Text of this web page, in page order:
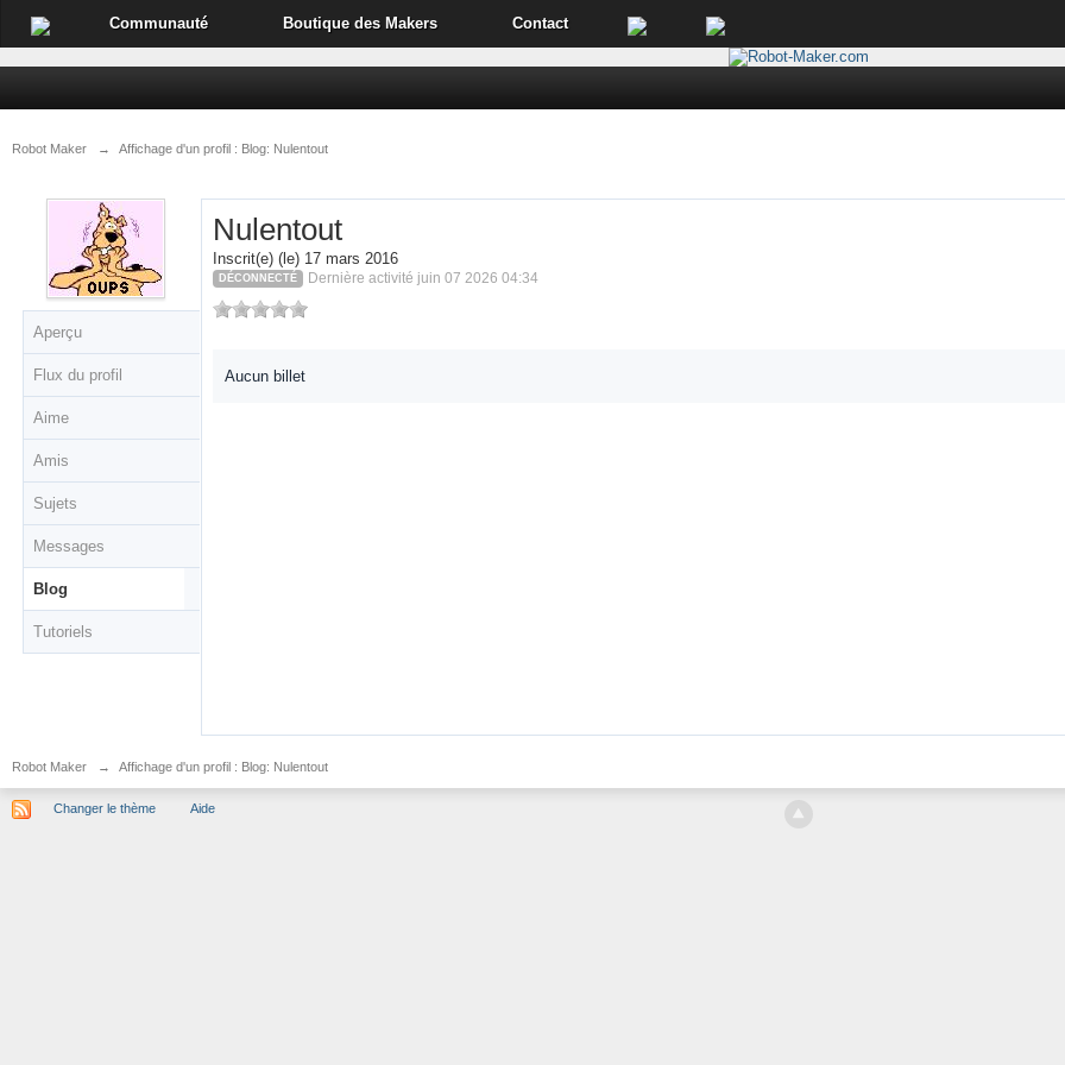
Communauté Boutique des Makers Contact
Robot Maker → Affichage d'un profil : Blog: Nulentout
Aperçu
Flux du profil
Aime
Amis
Sujets
Messages
Blog
Tutoriels
Nulentout
Inscrit(e) (le) 17 mars 2016
DÉCONNECTÉ Dernière activité juin 07 2026 04:34
Aucun billet
Robot Maker → Affichage d'un profil : Blog: Nulentout
Changer le thème Aide